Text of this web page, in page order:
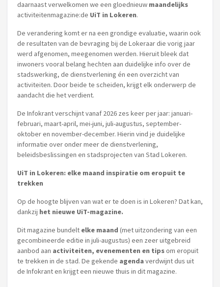
daarnaast verwelkomen we een gloednieuw maandelijks
activiteitenmagazine:de UiT in Lokeren.
De verandering komt er na een grondige evaluatie, waarin ook
de resultaten van de bevraging bij de Lokeraar die vorig jaar
werd afgenomen, meegenomen werden. Hieruit bleek dat
inwoners vooral belang hechten aan duidelijke info over de
stadswerking, de dienstverlening én een overzicht van
activiteiten. Door beide te scheiden, krijgt elk onderwerp de
aandacht die het verdient.
De Infokrant verschijnt vanaf 2026 zes keer per jaar: januari-
februari, maart-april, mei-juni, juli-augustus, september-
oktober en november-december. Hierin vind je duidelijke
informatie over onder meer de dienstverlening,
beleidsbeslissingen en stadsprojecten van Stad Lokeren.
UiT in Lokeren: elke maand inspiratie om eropuit te
trekken
Op de hoogte blijven van wat er te doen is in Lokeren? Dat kan,
dankzij het nieuwe UiT-magazine.
Dit magazine bundelt elke maand (met uitzondering van een
gecombineerde editie in juli-augustus) een zeer uitgebreid
aanbod aan activiteiten, evenementen en tipsom eropuit
te trekken in de stad. De gekende agendaverdwijnt dus uit
de Infokrant en krijgt een nieuwe thuis in dit magazine.